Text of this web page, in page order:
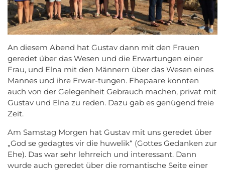
An diesem Abend hat Gustav dann mit den Frauen
geredet über das Wesen und die Erwartungen einer
Frau, und Elna mit den Männern über das Wesen eines
Mannes und ihre Erwar-tungen. Ehepaare konnten
auch von der Gelegenheit Gebrauch machen, privat mit
Gustav und Elna zu reden. Dazu gab es genügend freie
Zeit.
Am Samstag Morgen hat Gustav mit uns geredet über
„God se gedagtes vir die huwelik“ (Gottes Gedanken zur
Ehe). Das war sehr lehrreich und interessant. Dann
wurde auch geredet über die romantische Seite einer